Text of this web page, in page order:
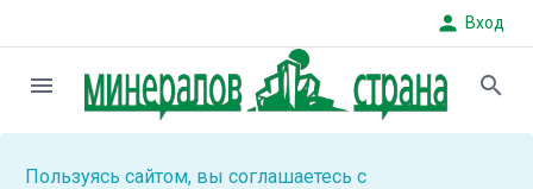
person Вход
menu search
Пользуясь сайтом, вы соглашаетесь с